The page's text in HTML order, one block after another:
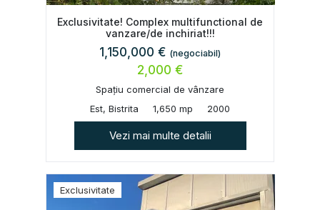
Exclusivitate! Complex multifunctional de
vanzare/de inchiriat!!!
1,150,000 € (negociabil)
2,000 €
Spațiu comercial de vânzare
Est, Bistrita
1,650 mp 2000
Vezi mai multe detalii
Exclusivitate